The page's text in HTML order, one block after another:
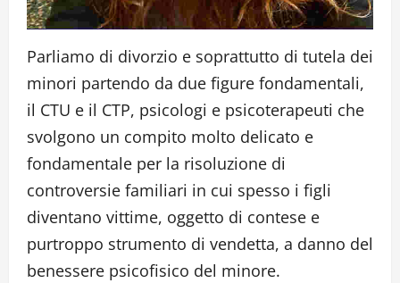
Parliamo di divorzio e soprattutto di tutela dei
minori partendo da due figure fondamentali,
il CTU e il CTP, psicologi e psicoterapeuti che
svolgono un compito molto delicato e
fondamentale per la risoluzione di
controversie familiari in cui spesso i figli
diventano vittime, oggetto di contese e
purtroppo strumento di vendetta, a danno del
benessere psicofisico del minore.